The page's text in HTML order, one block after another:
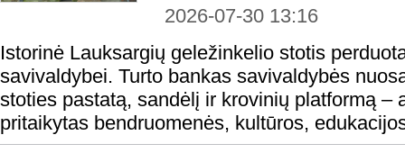
2026-07-30 13:16
Istorinė Lauksargių geležinkelio stotis
savivaldybei. Turto bankas savivaldybės
stoties pastatą, sandėlį ir krovinių platformą –
pritaikytas bendruomenės, kultūros,